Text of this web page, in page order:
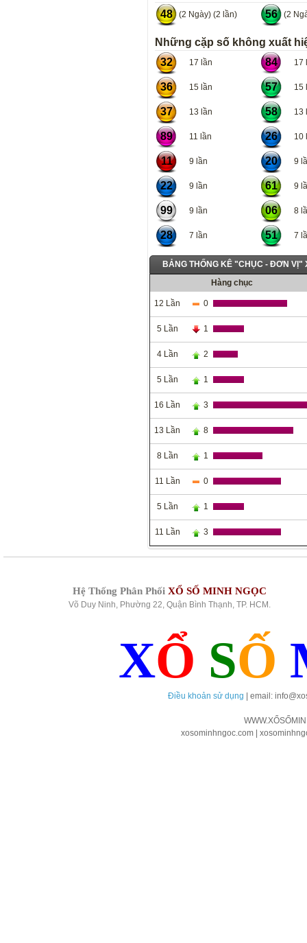
48 (2 Ngày) (2 lần) 56 (2
Những cặp số không xuất
32
17 lần 84 17
36 15 lần 57 15
37 13 lần 58 13
89 11 lần 26 10
11 9 lần 20 9
22 9 lần 61 9
99 9 lần 06 8
28 7 lần 51 7
BẢNG THỐNG KÊ "CHỤC - ĐƠN VỊ"
Hàng chục
12 Lần 0
5 Lần 1
4 Lần 2
5 Lần 1
16 Lần 3
13 Lần 8
8 Lần 1
11 Lần 0
5 Lần 1
11 Lần 3
Hệ Thống Phân Phối XỔ SỐ MINH NGỌC
Võ Duy Ninh, Phường 22, Quận Bình Thạnh, TP. HCM.
XỔ SỐ
Điều khoản sử dụng | email:
xosominhngoc.com |